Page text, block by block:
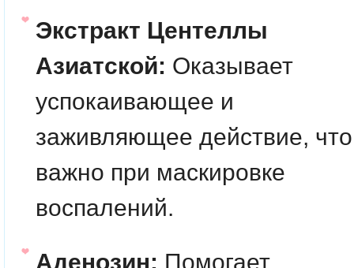
Экстракт Центеллы
Азиатской: Оказывает
успокаивающее и
заживляющее действие, что
важно при маскировке
воспалений.
Аденозин: Помогает